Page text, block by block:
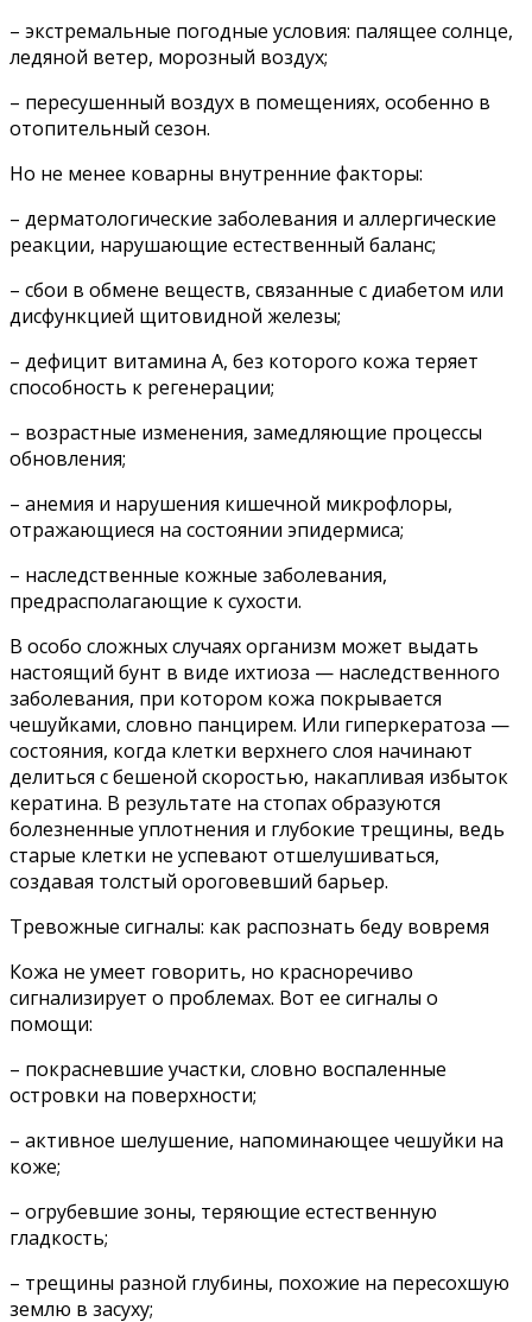
– экстремальные погодные условия: палящее солнце,
ледяной ветер, морозный воздух;
– пересушенный воздух в помещениях, особенно в
отопительный сезон.
Но не менее коварны внутренние факторы:
– дерматологические заболевания и аллергические
реакции, нарушающие естественный баланс;
– сбои в обмене веществ, связанные с диабетом или
дисфункцией щитовидной железы;
– дефицит витамина А, без которого кожа теряет
способность к регенерации;
– возрастные изменения, замедляющие процессы
обновления;
– анемия и нарушения кишечной микрофлоры,
отражающиеся на состоянии эпидермиса;
– наследственные кожные заболевания,
предрасполагающие к сухости.
В особо сложных случаях организм может выдать
настоящий бунт в виде ихтиоза — наследственного
заболевания, при котором кожа покрывается
чешуйками, словно панцирем. Или гиперкератоза —
состояния, когда клетки верхнего слоя начинают
делиться с бешеной скоростью, накапливая избыток
кератина. В результате на стопах образуются
болезненные уплотнения и глубокие трещины, ведь
старые клетки не успевают отшелушиваться,
создавая толстый ороговевший барьер.
Тревожные сигналы: как распознать беду вовремя
Кожа не умеет говорить, но красноречиво
сигнализирует о проблемах. Вот ее сигналы о
помощи:
– покрасневшие участки, словно воспаленные
островки на поверхности;
– активное шелушение, напоминающее чешуйки на
коже;
– огрубевшие зоны, теряющие естественную
гладкость;
– трещины разной глубины, похожие на пересохшую
землю в засуху;